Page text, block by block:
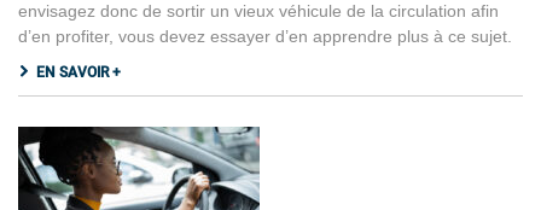
envisagez donc de sortir un vieux véhicule de la circulation afin
d’en profiter, vous devez essayer d’en apprendre plus à ce sujet.
EN SAVOIR +